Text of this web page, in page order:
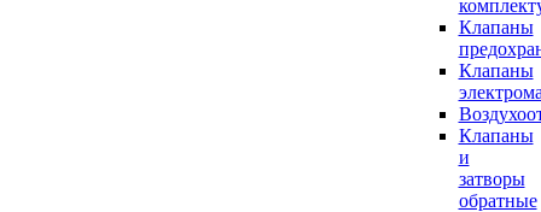
Клапаны
Клапаны
Клапаны
и
затворы
обратные